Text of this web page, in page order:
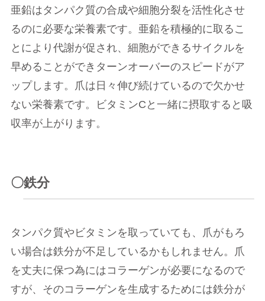
亜鉛はタンパク質の合成や細胞分裂を活性化させ
るのに必要な栄養素です。亜鉛を積極的に取るこ
とにより代謝が促され、細胞ができるサイクルを
早めることができターンオーバーのスピードがア
ップします。爪は日々伸び続けているので欠かせ
ない栄養素です。ビタミンCと一緒に摂取すると吸
収率が上がります。
〇鉄分
タンパク質やビタミンを取っていても、爪がもろ
い場合は鉄分が不足しているかもしれません。爪
を丈夫に保つ為にはコラーゲンが必要になるので
すが、そのコラーゲンを生成するためには鉄分が